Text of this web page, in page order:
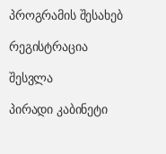
პროგრამის შესახებ
რეგისტრაცია
შესვლა
პირადი კაბინეტი